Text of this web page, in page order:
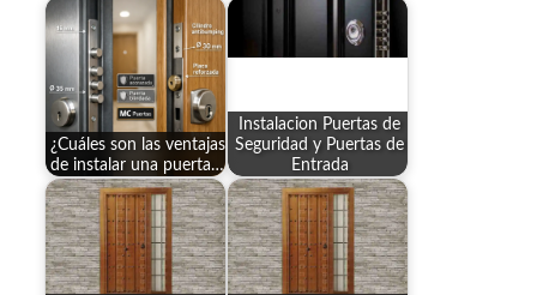
¿Cuáles son las ventajas
de instalar una puerta…
Instalacion Puertas de
Seguridad y Puertas de
Entrada